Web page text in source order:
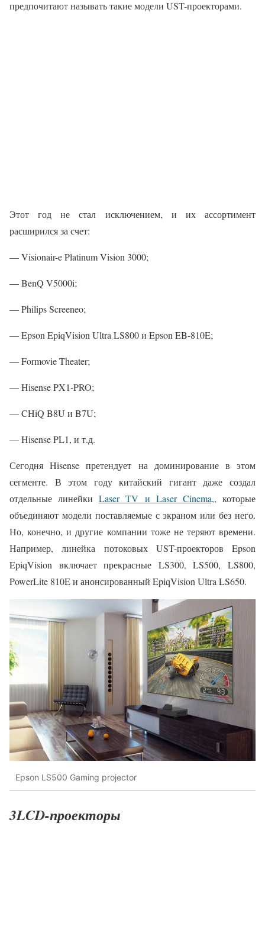
предпочитают называть такие модели UST-проекторами.
Этот год не стал исключением, и их ассортимент
расширился за счет:
— Visionair-e Platinum Vision 3000;
— BenQ V5000i;
— Philips Screeneo;
— Epson EpiqVision Ultra LS800 и Epson EB-810E;
— Formovie Theater;
— Hisense PX1-PRO;
— CHiQ B8U и B7U;
— Hisense PL1, и т.д.
Сегодня Hisense претендует на доминирование в этом
сегменте. В этом году китайский гигант даже создал
отдельные линейкиLaser TV и Laser Cinema,, которые
объединяют модели поставляемые с экраном или без него.
Но, конечно, и другие компании тоже не теряют времени.
Например, линейка потоковых UST-проекторов Epson
EpiqVision включает прекрасные LS300, LS500, LS800,
PowerLite 810E и анонсированный EpiqVision Ultra LS650.
Epson LS500 Gaming projector
3LCD-проекторы